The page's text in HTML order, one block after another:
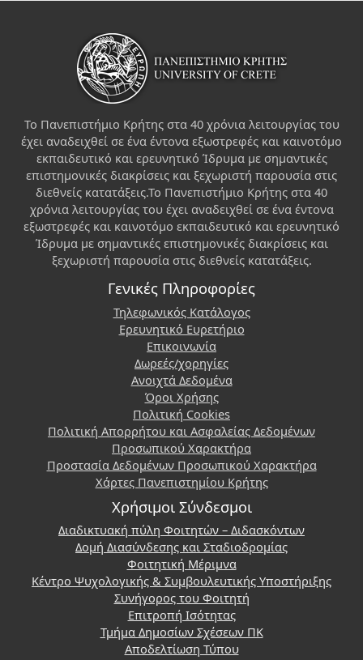
Το Πανεπιστήμιο Κρήτης στα 40 χρόνια λειτουργίας του
έχει αναδειχθεί σε ένα έντονα εξωστρεφές και καινοτόμο
εκπαιδευτικό και ερευνητικό Ίδρυμα με σημαντικές
επιστημονικές διακρίσεις και ξεχωριστή παρουσία στις
διεθνείς κατατάξεις.Το Πανεπιστήμιο Κρήτης στα 40
χρόνια λειτουργίας του έχει αναδειχθεί σε ένα έντονα
εξωστρεφές και καινοτόμο εκπαιδευτικό και ερευνητικό
Ίδρυμα με σημαντικές επιστημονικές διακρίσεις και
ξεχωριστή παρουσία στις διεθνείς κατατάξεις.
Γενικές Πληροφορίες
Τηλεφωνικός Κατάλογος
Ερευνητικό Ευρετήριο
Επικοινωνία
Δωρεές/χορηγίες
Ανοιχτά Δεδομένα
Όροι Χρήσης
Πολιτική Cookies
Πολιτική Απορρήτου και Ασφαλείας Δεδομένων
Προσωπικού Χαρακτήρα
Προστασία Δεδομένων Προσωπικού Χαρακτήρα
Χάρτες Πανεπιστημίου Κρήτης
Χρήσιμοι Σύνδεσμοι
Διαδικτυακή πύλη Φοιτητών – Διδασκόντων
Δομή Διασύνδεσης και Σταδιοδρομίας
Φοιτητική Μέριμνα
Κέντρο Ψυχολογικής & Συμβουλευτικής Υποστήριξης
Συνήγορος του Φοιτητή
Επιτροπή Ισότητας
Τμήμα Δημοσίων Σχέσεων ΠΚ
Αποδελτίωση Τύπου